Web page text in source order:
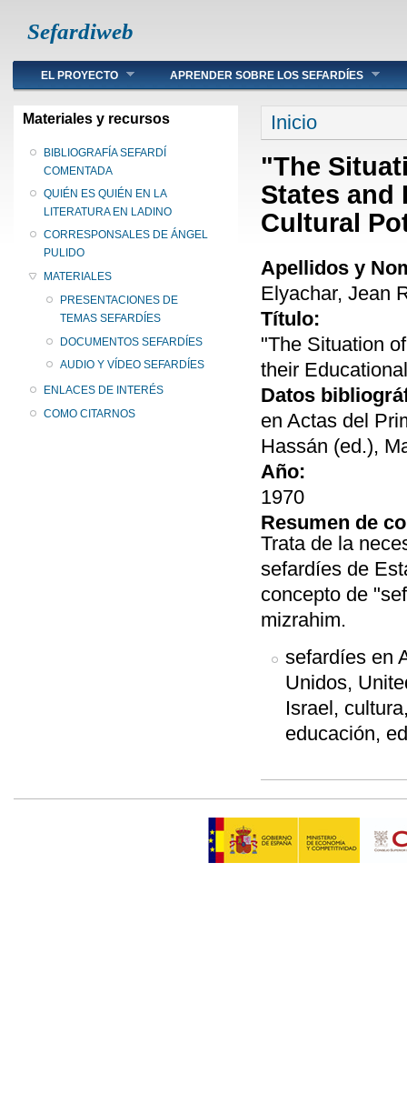
Sefardiweb
Main menu
EL PROYECTO APRENDER SOBRE LOS SEFARDÍES
Materiales y recursos
BIBLIOGRAFÍA SEFARDÍ
COMENTADA
QUIÉN ES QUIÉN EN LA
LITERATURA EN LADINO
CORRESPONSALES DE ÁNGEL
PULIDO
MATERIALES
PRESENTACIONES DE
TEMAS SEFARDÍES
DOCUMENTOS SEFARDÍES
AUDIO Y VÍDEO SEFARDÍES
ENLACES DE INTERÉS
COMO CITARNOS
Se encuentra
Inicio
"The
States and
Cultural
Apellidos y
Elyachar, Jean
Título:
"The Situation
their
Datos
en Actas del
Hassán (ed.),
Año:
1970
Resumen de
Trata de la
sefardíes de
concepto de
mizrahim.
sefardíes en
Unidos,
Israel,
educación,